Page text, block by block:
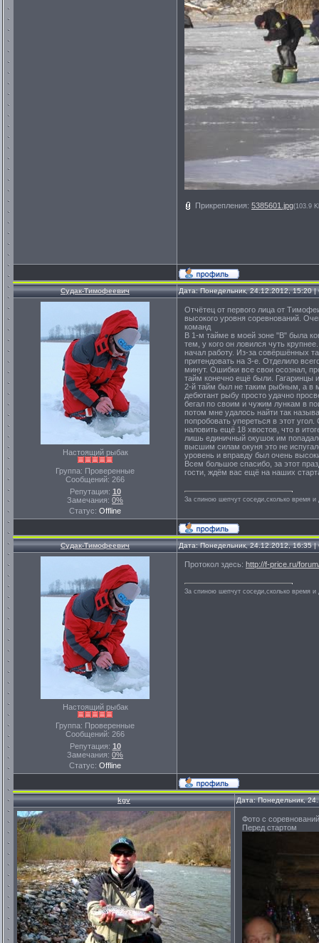
Прикрепления: 5385601.jpg(103.9
Судак-Тимофеевич Дата: Понедельник, 24.12.2012, 15:20
Настоящий рыбак
Группа: Проверенные
Сообщений: 266
Репутация: 10
Замечания: 0%
Статус: Offline
Отчётец от первого лица от
высокого уровня соревнований.
команд
В 1-м тайме в моей зоне "В" была
тем, у кого он ловился чуть
начал работу. Из-за совёршённых
притендовать на 3-е. Отделило
минут. Ошибки все свои осознал,
тайм конечно ещё были. Гагаринцы
2-й тайм был не таким рыбным, а в
дебютант рыбу просто удачно
бегал по своим и чужим лункам в
потом мне удалось найти так
попробовать упереться в этот
наловить ещё 18 хвостов, что в
лишь единичный окушок им
высшим силам окуня это не
уровень и вправду был очень
Всем большое спасибо, за этот
гости, ждём вас ещё на наших
За спиною шепчут соседи,сколько время
Судак-Тимофеевич Дата: Понедельник, 24.12.2012, 16:35
Настоящий рыбак
Группа: Проверенные
Сообщений: 266
Репутация: 10
Замечания: 0%
Статус: Offline
Протокол здесь: http://f-price.ru/
За спиною шепчут соседи,сколько время
kgv Дата: Понедельник,
Фото с
Перед стартом